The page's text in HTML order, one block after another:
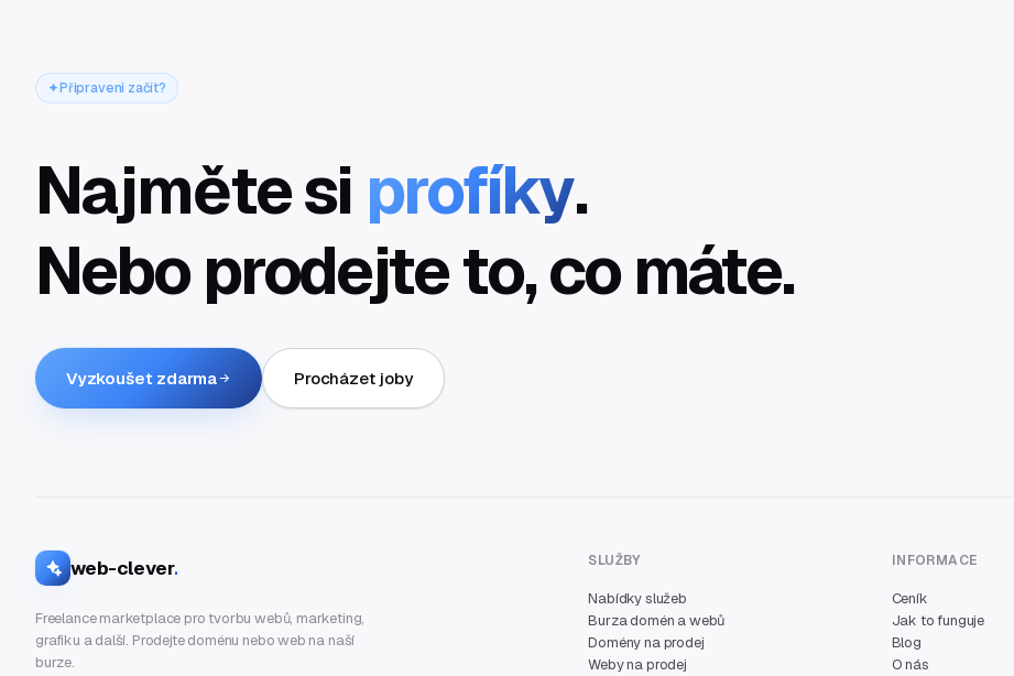
Připraveni začít?
Najměte si profíky.
Nebo prodejte to, co máte.
Vyzkoušet zdarma Procházet joby
web-clever.
Freelance marketplace pro tvorbu webů, marketing,
grafiku a další. Prodejte doménu nebo web na naší
burze.
SLUŽBY
Nabídky služeb
Burza domén a webů
Domény na prodej
Weby na prodej
INFORMACE
Ceník
Jak to funguje
Blog
O nás